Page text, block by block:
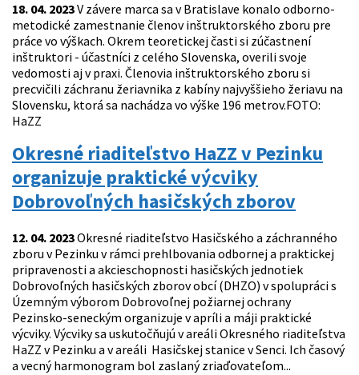
18. 04. 2023V závere marca sa v Bratislave konalo odborno-
metodické zamestnanie členov inštruktorského zboru pre
práce vo výškach. Okrem teoretickej časti si zúčastnení
inštruktori - účastníci z celého Slovenska, overili svoje
vedomosti aj v praxi. Členovia inštruktorského zboru si
precvičili záchranu žeriavnika z kabíny najvyššieho žeriavu na
Slovensku, ktorá sa nachádza vo výške 196 metrov.FOTO:
HaZZ
Okresné riaditeľstvo HaZZ v Pezinku
organizuje praktické výcviky
Dobrovoľných hasičských zborov
12. 04. 2023Okresné riaditeľstvo Hasičského a záchranného
zboru v Pezinku v rámci prehlbovania odbornej a praktickej
pripravenosti a akcieschopnosti hasičských jednotiek
Dobrovoľných hasičských zborov obcí (DHZO) v spolupráci s
Územným výborom Dobrovoľnej požiarnej ochrany
Pezinsko-seneckým organizuje v apríli a máji praktické
výcviky. Výcviky sa uskutočňujú v areáli Okresného riaditeľstva
HaZZ v Pezinku a v areáli Hasičskej stanice v Senci. Ich časový
a vecný harmonogram bol zaslaný zriaďovateľom...